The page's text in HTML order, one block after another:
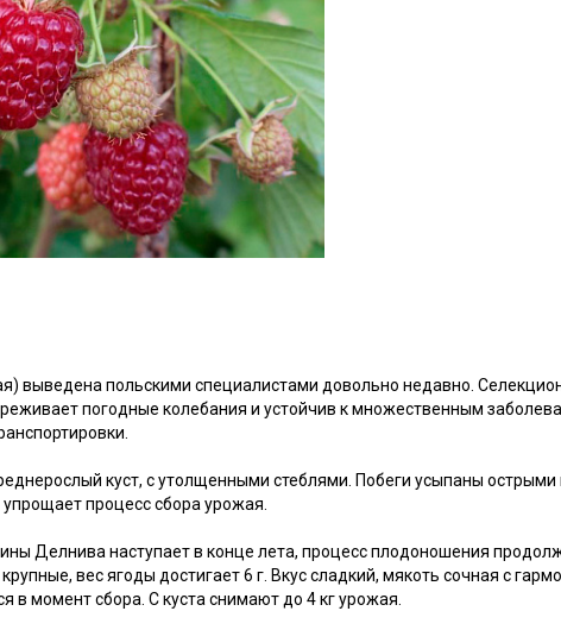
выведена польскими специалистами довольно недавно.
погодные колебания и устойчив к множественным
куст, с утолщенными стеблями. Побеги усыпаны
процесс сбора урожая.
Делнива наступает в конце лета, процесс плодоношения
вес ягоды достигает 6 г. Вкус сладкий, мякоть сочная с
в момент сбора. С куста снимают до 4 кг урожая.